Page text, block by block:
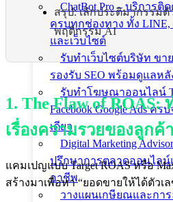
ChatBot Pro – บริการ
ครบทุกช่องทาง ทั้ง LINE,
และเว็บไซต์
รับทำเว็บไซต์บริษัท ขา
รองรับ SEO พร้อมดูแลหลั
รับทำโฆษณาออนไลน์
Facebook Google Ads คร
เดียว
Digital Marketing
ปรึกษาการตลาดออนไล
อาชีพ
วางแผนเกษียณและกา
สรุป: เลิกประติมากรรม
พฤติกรรม AI
1. The Flaw of
เรื่องความรวยของลูกค้
แคมเปญแบบ Target ROAS หรือ
สร้างมาเพื่อหา “ยอดขายให้ได้ตัวเ